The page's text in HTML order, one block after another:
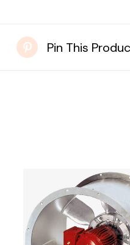
Pin This